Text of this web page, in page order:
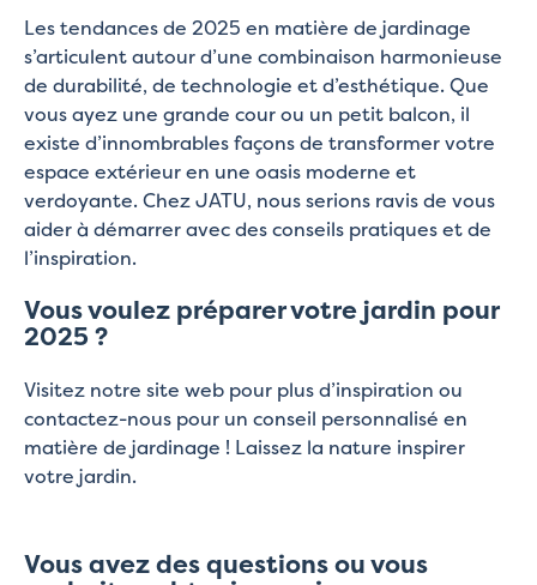
Les tendances de 2025 en matière de jardinage
s’articulent autour d’une combinaison harmonieuse
de durabilité, de technologie et d’esthétique. Que
vous ayez une grande cour ou un petit balcon, il
existe d’innombrables façons de transformer votre
espace extérieur en une oasis moderne et
verdoyante. Chez JATU, nous serions ravis de vous
aider à démarrer avec des conseils pratiques et de
l’inspiration.
Vous voulez préparer votre jardin pour
2025 ?
Visitez notre site web pour plus d’inspiration ou
contactez-nous pour un conseil personnalisé en
matière de jardinage ! Laissez la nature inspirer
votre jardin.
Vous avez des questions ou vous